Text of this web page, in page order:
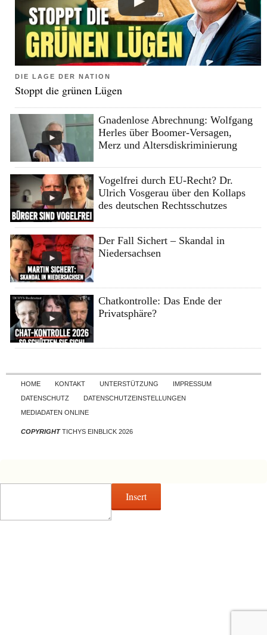
DIE LAGE DER NATION
Stoppt die grünen Lügen
Gnadenlose Abrechnung: Wolfgang
Herles über Boomer-Versagen,
Merz und Altersdiskriminierung
Vogelfrei durch EU-Recht? Dr.
Ulrich Vosgerau über den Kollaps
des deutschen Rechtsschutzes
Der Fall Sichert – Skandal in
Niedersachsen
Chatkontrolle: Das Ende der
Privatsphäre?
Skip to content
HOME KONTAKT UNTERSTÜTZUNG
IMPRESSUM
DATENSCHUTZ
DATENSCHUTZEINSTELLUNGEN
MEDIADATEN ONLINE
COPYRIGHTTICHYS EINBLICK 2026
Insert